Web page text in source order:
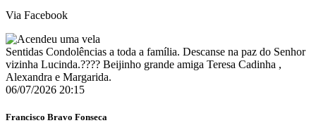
Via Facebook
Sentidas Condolências a toda a família. Descanse na paz do Senhor
vizinha Lucinda.???? Beijinho grande amiga Teresa Cadinha ,
Alexandra e Margarida.
06/07/2026 20:15
Francisco Bravo Fonseca